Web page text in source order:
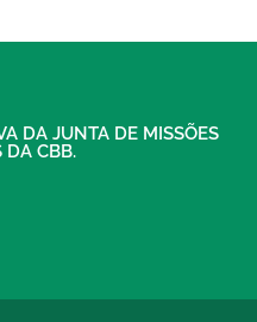
DA JUNTA DE MISSÕES
DA CBB.